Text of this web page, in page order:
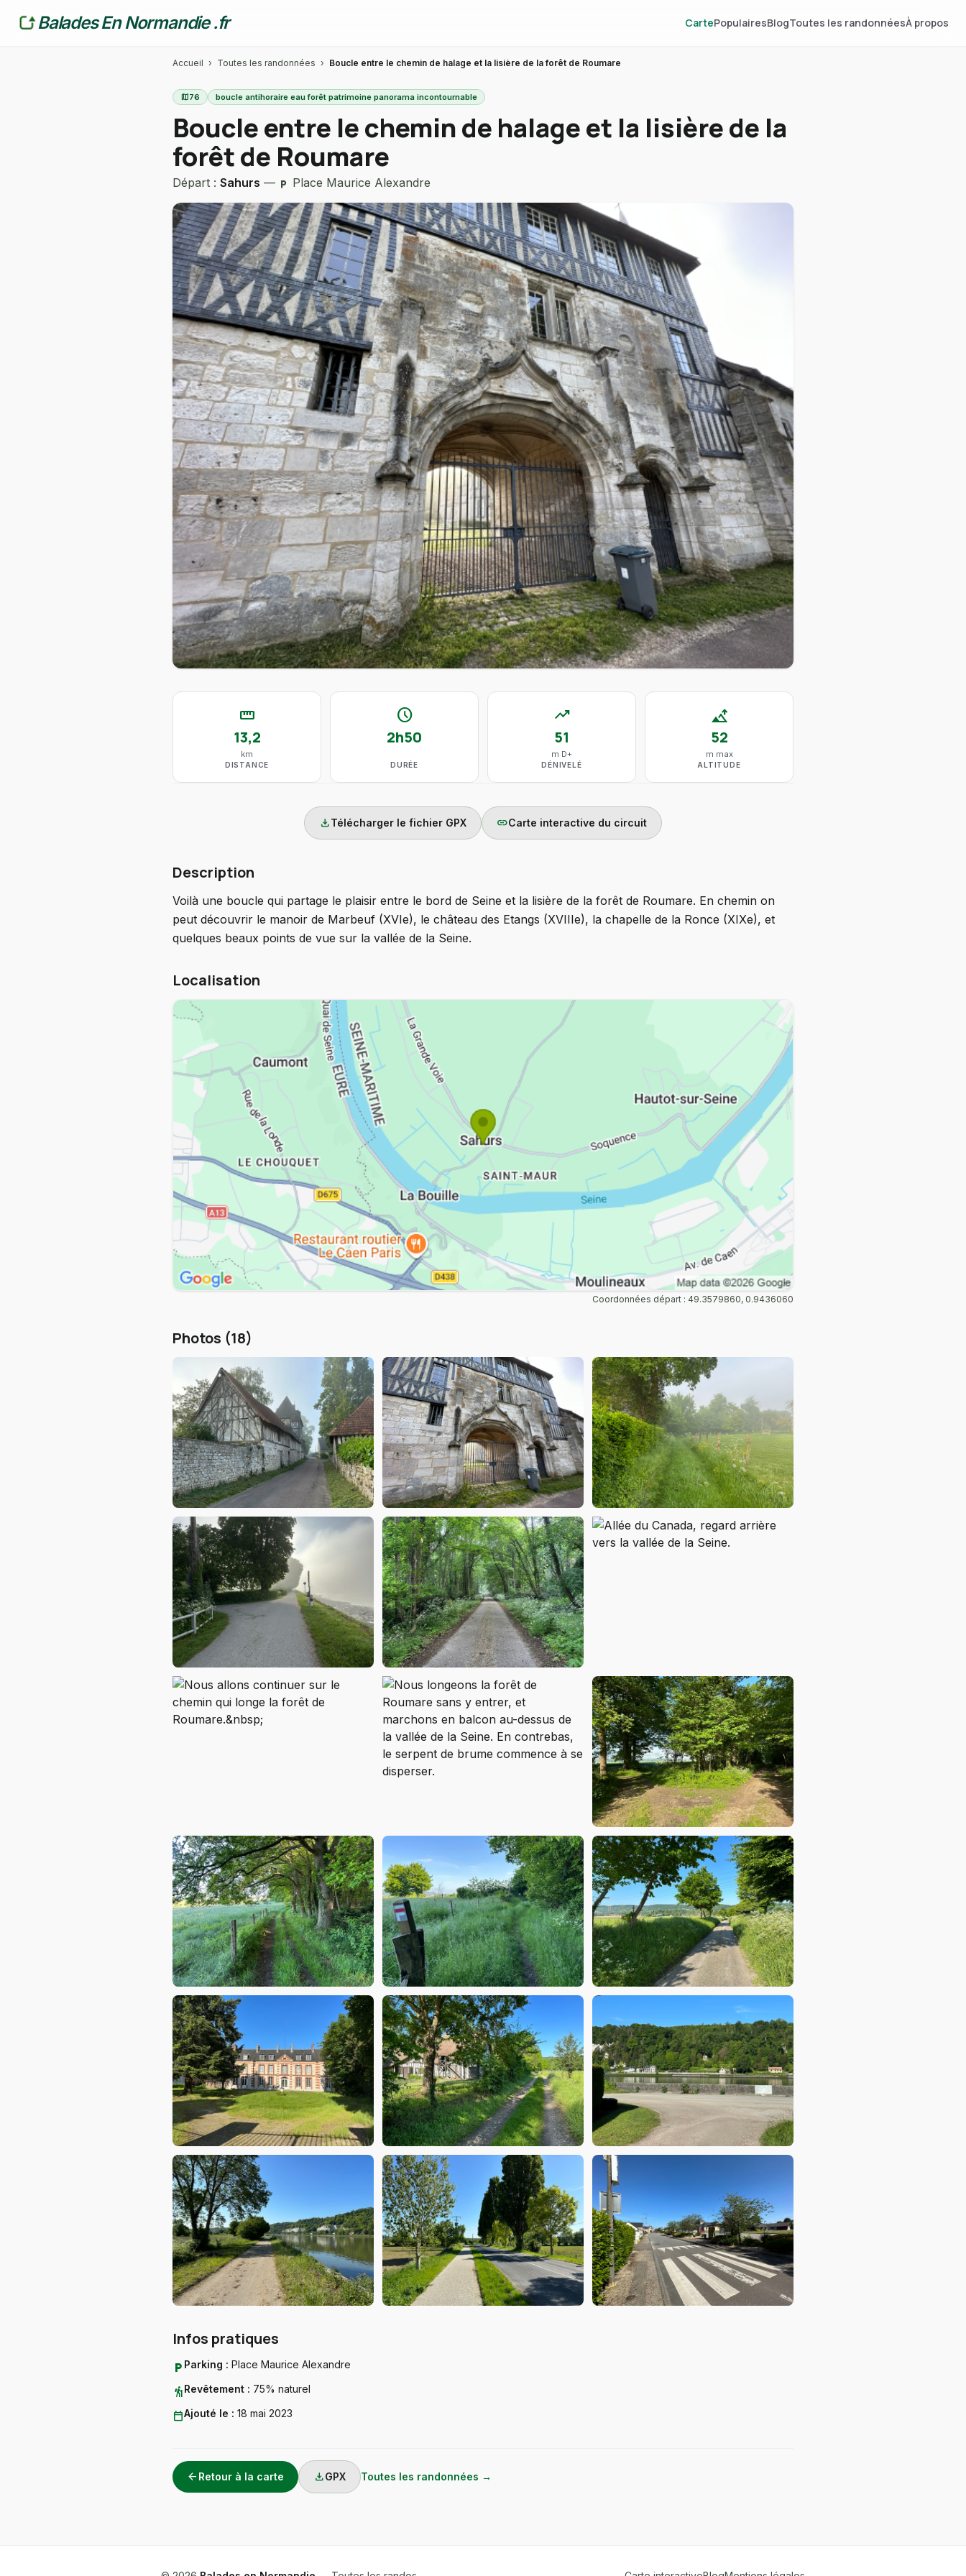
Balades En Normandie .fr CartePopulairesBlogToutes les randonnéesÀ propos
Accueil › Toutes les randonnées › Boucle entre le chemin de halage et la lisière de la forêt de Roumare
map76 boucle antihoraire eau forêt patrimoine panorama incontournable
Boucle entre le chemin de halage et la lisière de la
forêt de Roumare
Départ : Sahurs — local_parking Place Maurice Alexandre
straighten
13,2
km
DISTANCE
schedule
2h50
DURÉE
trending_up
51
m D+
DÉNIVELÉ
altitude
52
m max
ALTITUDE
downloadTélécharger le fichier GPX linkCarte interactive du circuit
Description
Voilà une boucle qui partage le plaisir entre le bord de Seine et la lisière de la forêt de Roumare. En chemin on
peut découvrir le manoir de Marbeuf (XVIe), le château des Etangs (XVIIIe), la chapelle de la Ronce (XIXe), et
quelques beaux points de vue sur la vallée de la Seine.
Localisation
Coordonnées départ : 49.3579860, 0.9436060
Photos (18)
Infos pratiques
local_parking Parking : Place Maurice Alexandre
hikingRevêtement : 75% naturel
calendar_todayAjouté le : 18 mai 2023
arrow_back Retour à la carte downloadGPX Toutes les randonnées →